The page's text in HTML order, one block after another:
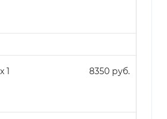
x 1 8350 руб.